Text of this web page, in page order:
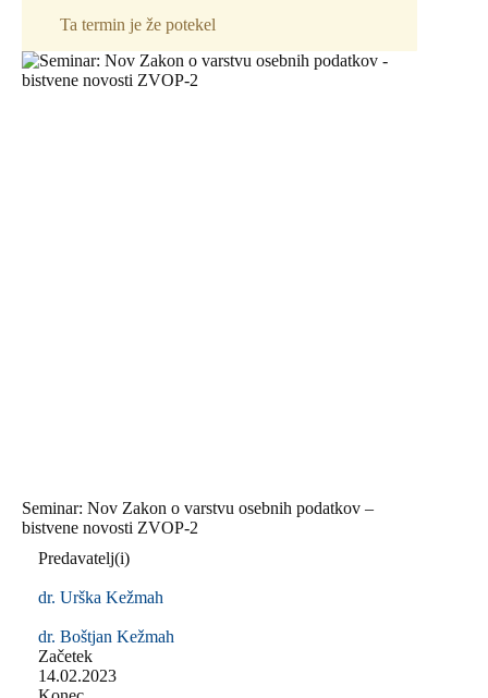
Ta termin je že potekel
Seminar: Nov Zakon o varstvu osebnih podatkov –
bistvene novosti ZVOP-2
Predavatelj(i)
dr. Urška Kežmah
dr. Boštjan Kežmah
Začetek
14.02.2023